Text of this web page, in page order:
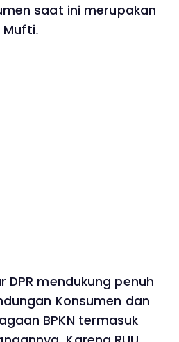
saat ini merupakan
Mufti.
mendukung penuh
Konsumen dan
BPKN termasuk